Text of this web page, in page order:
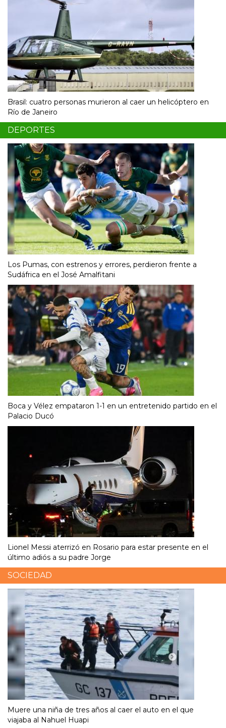
Brasil: cuatro personas murieron al caer un helicóptero en
Río de Janeiro
DEPORTES
Los Pumas, con estrenos y errores, perdieron frente a
Sudáfrica en el José Amalfitani
Boca y Vélez empataron 1-1 en un entretenido partido en el
Palacio Ducó
Lionel Messi aterrizó en Rosario para estar presente en el
último adiós a su padre Jorge
SOCIEDAD
Muere una niña de tres años al caer el auto en el que
viajaba al Nahuel Huapi